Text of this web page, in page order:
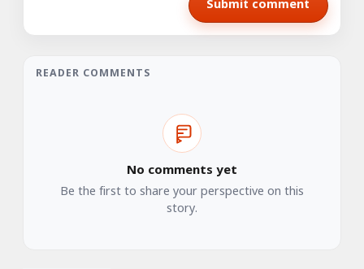
Submit comment
READER COMMENTS
No comments yet
Be the first to share your perspective on this
story.